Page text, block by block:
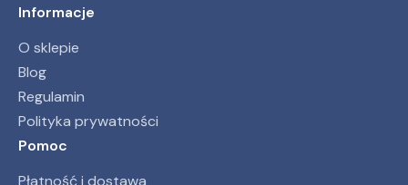
Informacje
O sklepie
Blog
Regulamin
Polityka prywatności
Pomoc
Płatność i dostawa